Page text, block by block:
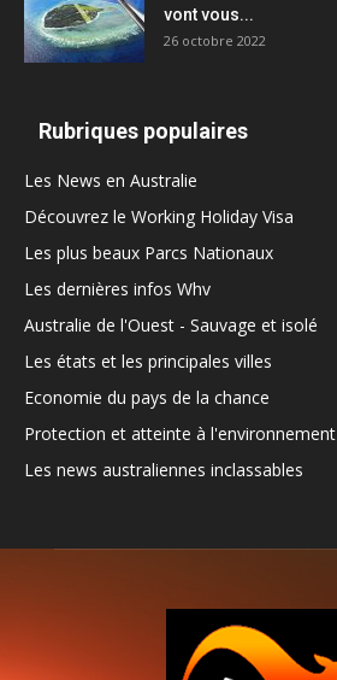
vont vous...
26 octobre 2022
Rubriques populaires
Les News en Australie
Découvrez le Working Holiday Visa
Les plus beaux Parcs Nationaux
Les dernières infos Whv
Australie de l'Ouest - Sauvage et isolé
Les états et les principales villes
Economie du pays de la chance
Protection et atteinte à l'environnement
Les news australiennes inclassables